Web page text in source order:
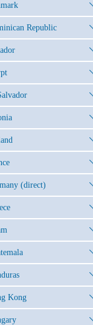
Republic
(direct)
Kong